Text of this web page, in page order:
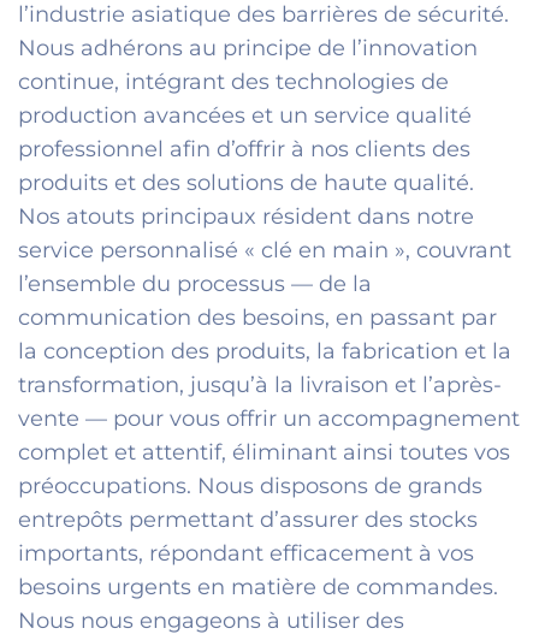
l’industrie asiatique des barrières de sécurité.
Nous adhérons au principe de l’innovation
continue, intégrant des technologies de
production avancées et un service qualité
professionnel afin d’offrir à nos clients des
produits et des solutions de haute qualité.
Nos atouts principaux résident dans notre
service personnalisé « clé en main », couvrant
l’ensemble du processus — de la
communication des besoins, en passant par
la conception des produits, la fabrication et la
transformation, jusqu’à la livraison et l’après-
vente — pour vous offrir un accompagnement
complet et attentif, éliminant ainsi toutes vos
préoccupations. Nous disposons de grands
entrepôts permettant d’assurer des stocks
importants, répondant efficacement à vos
besoins urgents en matière de commandes.
Nous nous engageons à utiliser des